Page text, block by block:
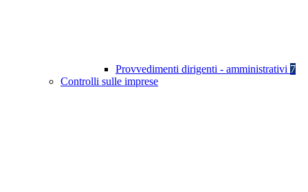
Provvedimenti dirigenti - amministrativi 7
Controlli sulle imprese